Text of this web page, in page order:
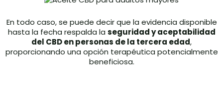
En todo caso, se puede decir que la evidencia disponible
hasta la fecha respalda la seguridad y aceptabilidad
del CBD en personas de la tercera edad,
proporcionando una opción terapéutica potencialmente
beneficiosa.